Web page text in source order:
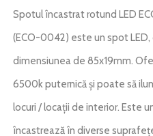
Spotul încastrat rotund LED
(ECO-0042) este un spot LED,
dimensiunea de 85x19mm.
6500k puternică și poate să
locuri / locații de interior. Este
încastrează în diverse